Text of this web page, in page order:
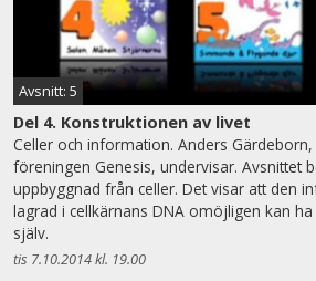
Avsnitt: 5
Del 4. Konstruktionen av livet
Celler och information. Anders
föreningen Genesis, undervisar. Avsnittet
uppbyggnad från celler. Det visar att den
lagrad i cellkärnans DNA omöjligen kan
själv.
tis 7.10.2014 kl. 19.00